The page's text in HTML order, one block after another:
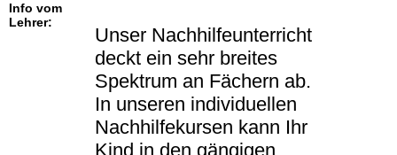
Info vom
Lehrer:
Unser Nachhilfeunterricht
deckt ein sehr breites
Spektrum an Fächern ab.
In unseren individuellen
Nachhilfekursen kann Ihr
Kind in den gängigen